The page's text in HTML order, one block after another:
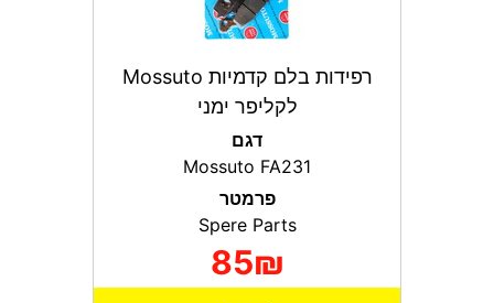
רפידות בלם קדמיות Mossuto
לקליפר ימני
דגם
Mossuto FA231
פרמטר
Spere Parts
85₪